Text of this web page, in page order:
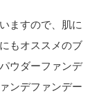
ますので、肌に
もオススメのブ
ウダーファンデ
ンデファンデー